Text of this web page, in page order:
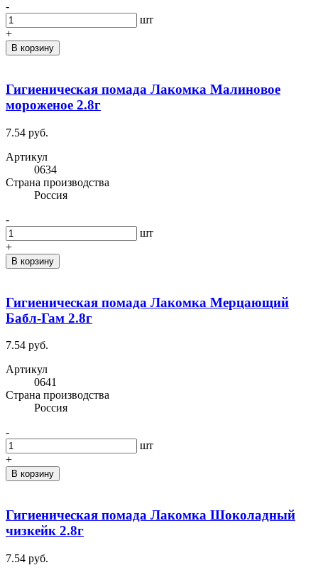
-
шт
+
В корзину
Гигиеническая помада Лакомка Малиновое
мороженое 2.8г
7.54 руб.
Артикул
0634
Cтрана производства
Россия
-
шт
+
В корзину
Гигиеническая помада Лакомка Мерцающий
Бабл-Гам 2.8г
7.54 руб.
Артикул
0641
Cтрана производства
Россия
-
шт
+
В корзину
Гигиеническая помада Лакомка Шоколадный
чизкейк 2.8г
7.54 руб.